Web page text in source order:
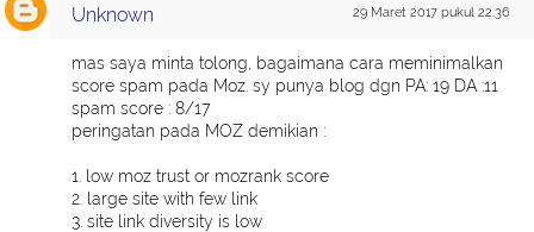
Unknown
29 Maret 2017 pukul 22.36
mas saya minta tolong, bagaimana cara meminimalkan
score spam pada Moz. sy punya blog dgn PA: 19 DA :11
spam score : 8/17
peringatan pada MOZ demikian :
1. low moz trust or mozrank score
2. large site with few link
3. site link diversity is low